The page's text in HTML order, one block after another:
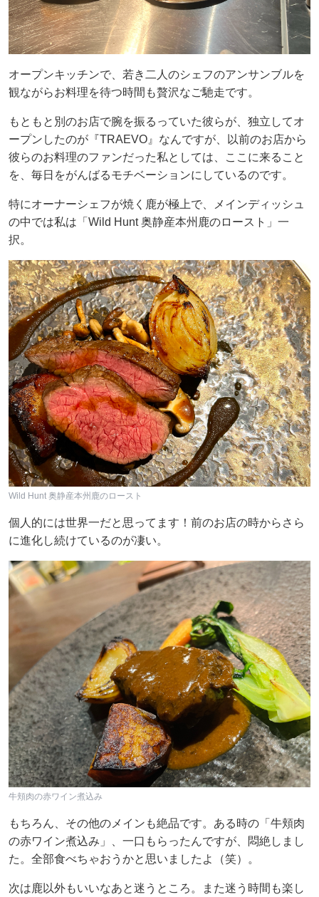
オープンキッチンで、若き二人のシェフのアンサンブルを
観ながらお料理を待つ時間も贅沢なご馳走です。
もともと別のお店で腕を振るっていた彼らが、独立してオ
ープンしたのが『TRAEVO』なんですが、以前のお店から
彼らのお料理のファンだった私としては、ここに来ること
を、毎日をがんばるモチベーションにしているのです。
特にオーナーシェフが焼く鹿が極上で、メインディッシュ
の中では私は「Wild Hunt 奥静産本州鹿のロースト」一
択。
Wild Hunt 奥静産本州鹿のロースト
個人的には世界一だと思ってます！前のお店の時からさら
に進化し続けているのが凄い。
牛頬肉の赤ワイン煮込み
もちろん、その他のメインも絶品です。ある時の「牛頬肉
の赤ワイン煮込み」、一口もらったんですが、悶絶しまし
た。全部食べちゃおうかと思いましたよ（笑）。
次は鹿以外もいいなあと迷うところ。また迷う時間も楽し